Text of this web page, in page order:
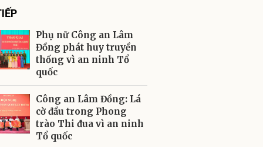
Phụ nữ Công an Lâm
Đồng phát huy truyền
thống vì an ninh Tổ
quốc
Công an Lâm Đồng: Lá
cờ đầu trong Phong
trào Thi đua vì an ninh
Tổ quốc